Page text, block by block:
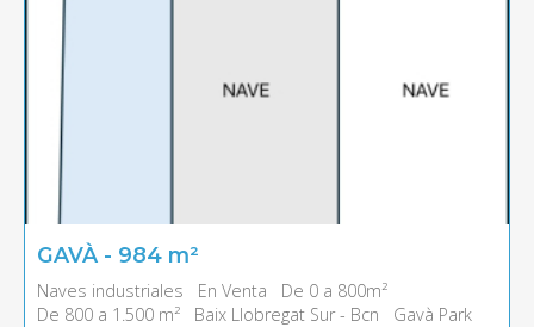
GAVÀ - 984 m²
Naves industriales En Venta
De 0 a 800m²
De 800 a 1.500 m²
Baix Llobregat Sur - Bcn Gavà Park